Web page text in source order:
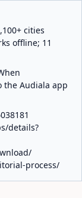
cities
offline; 11
the Audiala app
details?
process/